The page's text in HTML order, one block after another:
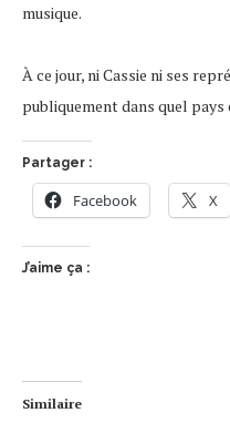
musique.
À ce jour, ni Cassie ni ses
publiquement dans quel
Partager :
Facebook X
J’aime ça :
Similaire